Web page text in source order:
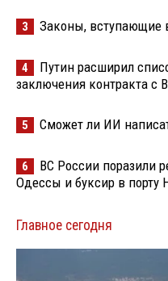
3 Законы, вступающие
4
Путин расширил
заключения контракта с
5 Сможет ли ИИ
6
ВС России поразили
Одессы и буксир в порту
Главное сегодня